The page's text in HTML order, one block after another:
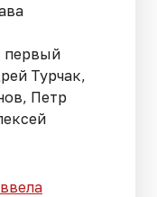
первый
Турчак,
Петр
ввела